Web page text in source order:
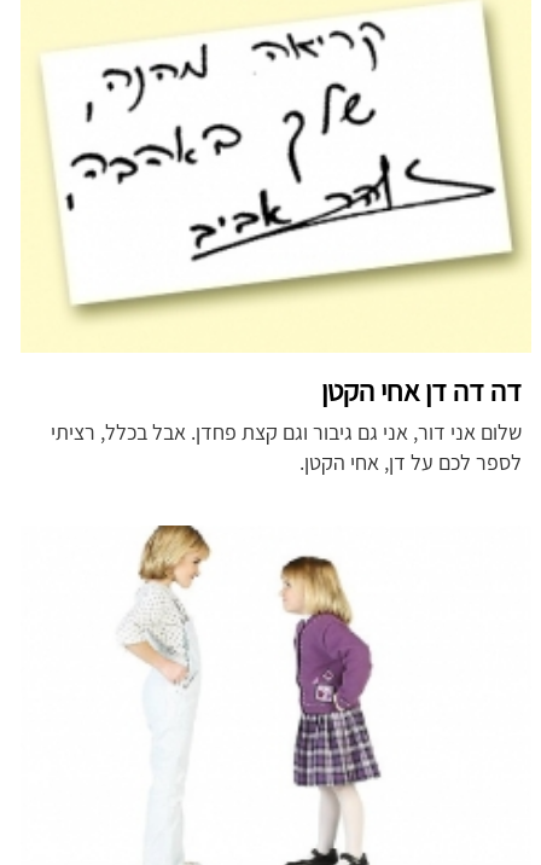
דה דה דן אחי הקטן
שלום אני דור, אני גם גיבור וגם קצת פחדן. אבל בכלל, רציתי
לספר לכם על דן, אחי הקטן.